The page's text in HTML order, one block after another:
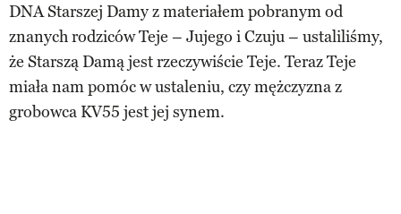
DNA Starszej Damy z materiałem pobranym od
znanych rodziców Teje – Jujego i Czuju – ustaliliśmy,
że Starszą Damą jest rzeczywiście Teje. Teraz Teje
miała nam pomóc w ustaleniu, czy mężczyzna z
grobowca KV55 jest jej synem.